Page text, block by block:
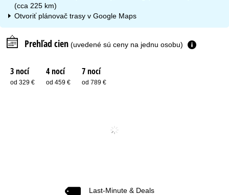
(cca 225 km)
Otvoriť plánovač trasy vGoogle Maps
Prehľad cien (uvedené sú ceny na jednu osobu)
3 nocí
od 329 €
4 nocí
od 459 €
7 nocí
od 789 €
Last-Minute & Deals